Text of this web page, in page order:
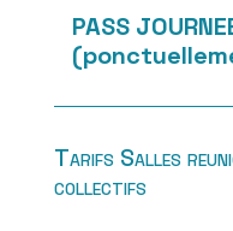
PASS
Tarifs Salles
collectifs